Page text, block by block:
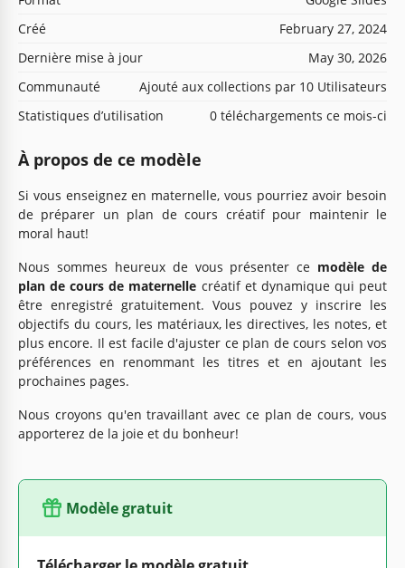
Créé
February 27, 2024
Dernière mise à jour
May 30, 2026
Communauté
Ajouté aux collections par 10 Utilisateurs
Statistiques d’utilisation
0 téléchargements ce mois-ci
À propos de ce modèle
Si vous enseignez en maternelle, vous pourriez avoir besoin
de préparer un plan de cours créatif pour maintenir le
moral haut!
Nous sommes heureux de vous présenter ce modèle de
plan de cours de maternelle créatif et dynamique qui peut
être enregistré gratuitement. Vous pouvez y inscrire les
objectifs du cours, les matériaux, les directives, les notes, et
plus encore. Il est facile d'ajuster ce plan de cours selon vos
préférences en renommant les titres et en ajoutant les
prochaines pages.
Nous croyons qu'en travaillant avec ce plan de cours, vous
apporterez de la joie et du bonheur!
Modèle gratuit